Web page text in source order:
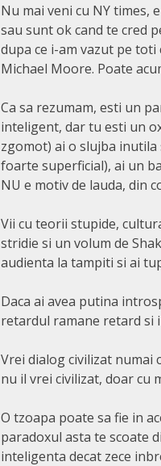
Nu mai veni cu NY times,
sau sunt ok cand te cred
dupa ce i-am vazut pe
Michael Moore. Poate
Ca sa rezumam, esti un
inteligent, dar tu esti un
zgomot) ai o slujba inutila
foarte superficial), ai un
NU e motiv de lauda, din
Vii cu teorii stupide,
stridie si un volum de
audienta la tampiti si ai
Daca ai avea putina
retardul ramane retard si
Vrei dialog civilizat numai
nu il vrei civilizat, doar cu
O tzoapa poate sa fie in
paradoxul asta te scoate
inteligenta decat zece